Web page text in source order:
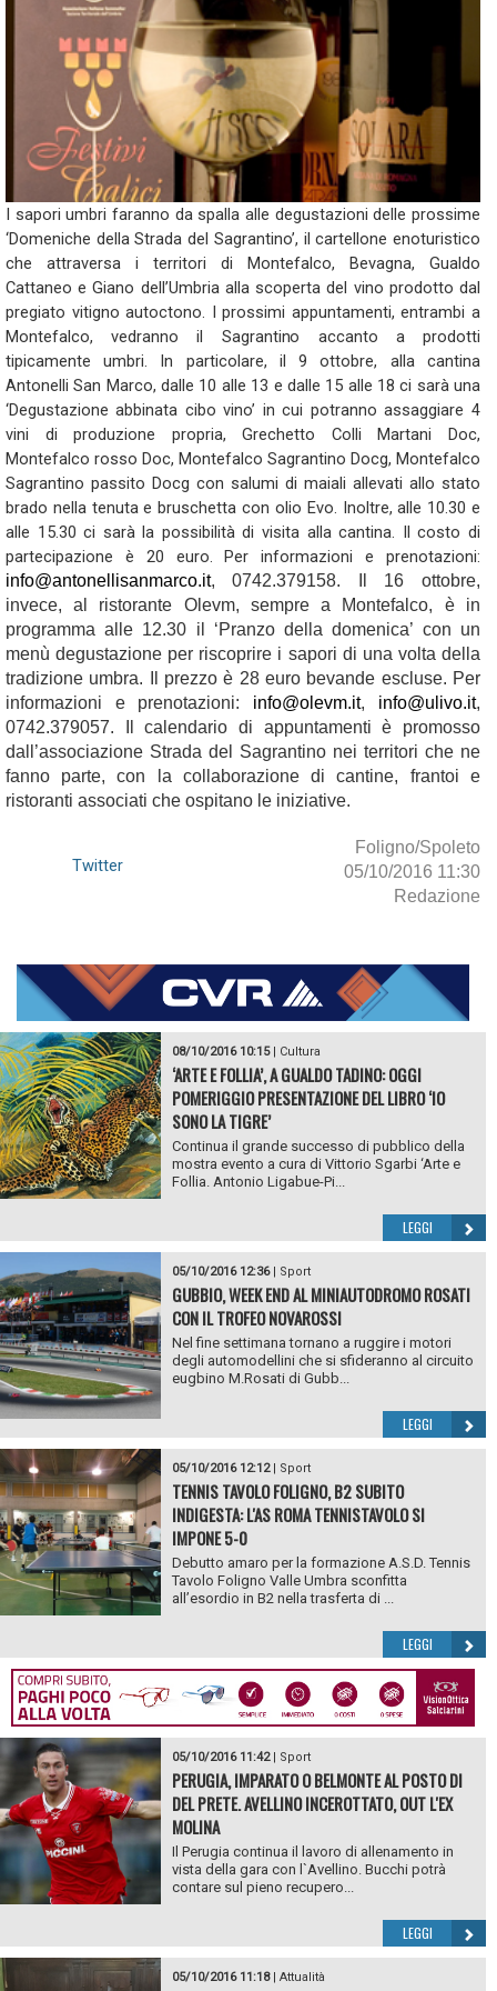
I sapori umbri faranno da spalla alle degustazioni delle prossime
‘Domeniche della Strada del Sagrantino’, il cartellone enoturistico
che attraversa i territori di Montefalco, Bevagna, Gualdo
Cattaneo e Giano dell’Umbria alla scoperta del vino prodotto dal
pregiato vitigno autoctono. I prossimi appuntamenti, entrambi a
Montefalco, vedranno il Sagrantino accanto a prodotti
tipicamente umbri. In particolare, il 9 ottobre, alla cantina
Antonelli San Marco, dalle 10 alle 13 e dalle 15 alle 18 ci sarà una
‘Degustazione abbinata cibo vino’ in cui potranno assaggiare 4
vini di produzione propria, Grechetto Colli Martani Doc,
Montefalco rosso Doc, Montefalco Sagrantino Docg, Montefalco
Sagrantino passito Docg con salumi di maiali allevati allo stato
brado nella tenuta e bruschetta con olio Evo. Inoltre, alle 10.30 e
alle 15.30 ci sarà la possibilità di visita alla cantina. Il costo di
partecipazione è 20 euro. Per informazioni e prenotazioni:
info@antonellisanmarco.it, 0742.379158. Il 16 ottobre,
invece, al ristorante Olevm, sempre a Montefalco, è in
programma alle 12.30 il ‘Pranzo della domenica’ con un
menù degustazione per riscoprire i sapori di una volta della
tradizione umbra. Il prezzo è 28 euro bevande escluse. Per
informazioni e prenotazioni: info@olevm.it, info@ulivo.it,
0742.379057. Il calendario di appuntamenti è promosso
dall’associazione Strada del Sagrantino nei territori che ne
fanno parte, con la collaborazione di cantine, frantoi e
ristoranti associati che ospitano le iniziative.
Foligno/Spoleto
05/10/2016 11:30
Redazione
Twitter
08/10/2016 10:15| Cultura
‘ARTE E FOLLIA’, A GUALDO TADINO: OGGI
POMERIGGIO PRESENTAZIONE DEL LIBRO ‘IO
SONO LA TIGRE’
Continua il grande successo di pubblico della
mostra evento a cura di Vittorio Sgarbi ‘Arte e
Follia. Antonio Ligabue-Pi...
LEGGI
05/10/2016 12:36| Sport
GUBBIO, WEEK END AL MINIAUTODROMO ROSATI
CON IL TROFEO NOVAROSSI
Nel fine settimana tornano a ruggire i motori
degli automodellini che si sfideranno al circuito
eugbino M.Rosati di Gubb...
LEGGI
05/10/2016 12:12| Sport
TENNIS TAVOLO FOLIGNO, B2 SUBITO
INDIGESTA: L'AS ROMA TENNISTAVOLO SI
IMPONE 5-0
Debutto amaro per la formazione A.S.D. Tennis
Tavolo Foligno Valle Umbra sconfitta
all’esordio in B2 nella trasferta di ...
LEGGI
05/10/2016 11:42| Sport
PERUGIA, IMPARATO O BELMONTE AL POSTO DI
DEL PRETE. AVELLINO INCEROTTATO, OUT L'EX
MOLINA
Il Perugia continua il lavoro di allenamento in
vista della gara con l`Avellino. Bucchi potrà
contare sul pieno recupero...
LEGGI
05/10/2016 11:18| Attualità